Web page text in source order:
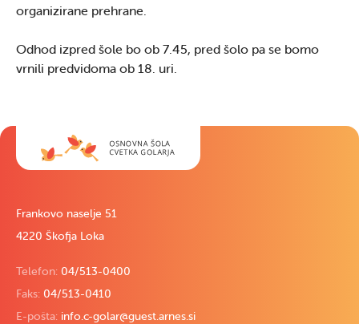
organizirane prehrane.
Odhod izpred šole bo ob 7.45, pred šolo pa se bomo
vrnili predvidoma ob 18. uri.
Frankovo naselje 51
4220 Škofja Loka
Telefon: 04/513-0400
Faks: 04/513-0410
E-pošta: info.c-golar@guest.arnes.si